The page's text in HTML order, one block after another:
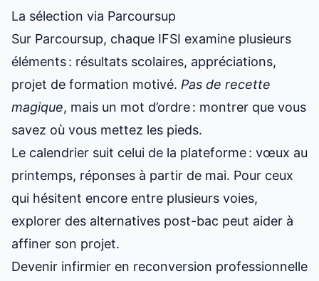
La sélection via Parcoursup
Sur Parcoursup, chaque IFSI examine plusieurs
éléments : résultats scolaires, appréciations,
projet de formation motivé. Pas de recette
magique, mais un mot d’ordre : montrer que vous
savez où vous mettez les pieds.
Le calendrier suit celui de la plateforme : vœux au
printemps, réponses à partir de mai. Pour ceux
qui hésitent encore entre plusieurs voies,
explorer des alternatives post-bac peut aider à
affiner son projet.
Devenir infirmier en reconversion professionnelle